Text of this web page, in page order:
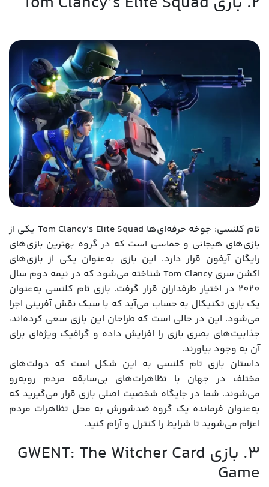
تام کلنسی: جوخه حرفه‌ای‌ها Tom Clancy’s Elite Squad یکی از
بازی‌های هیجانی و حماسی است که در گروه بهترین بازی‌های
رایگان آیفون قرار دارد. این بازی به‌عنوان یکی از بازی‌های
اکشن سری Tom Clancy شناخته می‌شود که در نیمه دوم سال
2020 در اختیار طرفداران قرار گرفت. بازی تام کلنسی به‌عنوان
یک بازی تکنیکال به حساب می‌آید که با سبک نقش آفرینی اجرا
می‌شود. این در حالی است که طراحان این بازی سعی کرده‌اند،
جذابیت‌های بصری بازی را افزایش داده و گرافیک ویژه‌ای برای
آن به وجود بیاورند.
داستان بازی تام کلنسی به این شکل است که دولت‌های
مختلف در جهان با تظاهرات‌های بی‌سابقه مردم رو‌به‌رو
می‌شوند. شما در جایگاه شخصیت اصلی بازی قرار می‌گیرید که
به‌عنوان فرمانده یک گروه ضدشورش به محل تظاهرات مردم
اعزام می‌شوید تا شرایط را کنترل و آرام کنید.
3. بازی GWENT: The Witcher Card
Game